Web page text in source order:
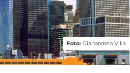
Foto: Gianandrea Villa